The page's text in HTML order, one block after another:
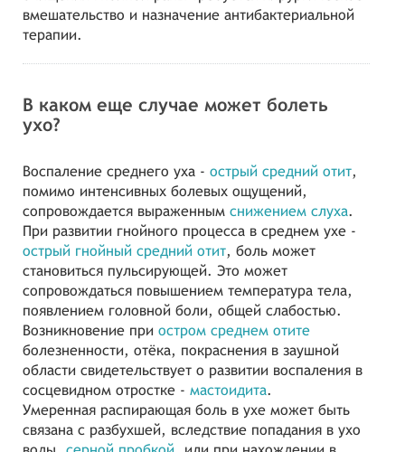
вмешательство и назначение антибактериальной
терапии.
В каком еще случае может болеть
ухо?
Воспаление среднего уха - острый средний отит,
помимо интенсивных болевых ощущений,
сопровождается выраженным снижением слуха.
При развитии гнойного процесса в среднем ухе -
острый гнойный средний отит, боль может
становиться пульсирующей. Это может
сопровождаться повышением температура тела,
появлением головной боли, общей слабостью.
Возникновение при остром среднем отите
болезненности, отёка, покраснения в заушной
области свидетельствует о развитии воспаления в
сосцевидном отростке - мастоидита.
Умеренная распирающая боль в ухе может быть
связана с разбухшей, вследствие попадания в ухо